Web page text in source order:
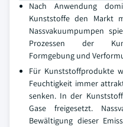
Nach Anwendung
Kunststoffe den Markt
Nassvakuumpumpen
Prozessen der
Formgebung und
Für Kunststoffprodukte
Feuchtigkeit immer
senken. In der
Gase freigesetzt.
Bewältigung dieser